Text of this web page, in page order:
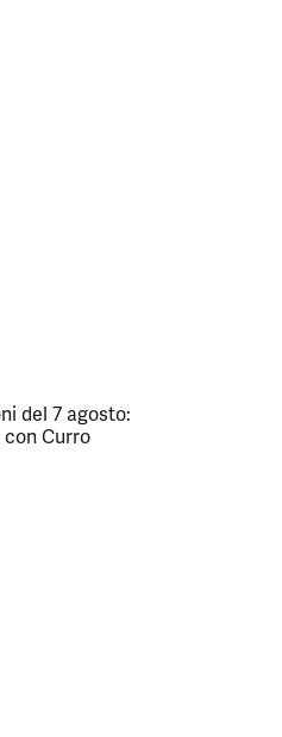
del 7 agosto:
Curro